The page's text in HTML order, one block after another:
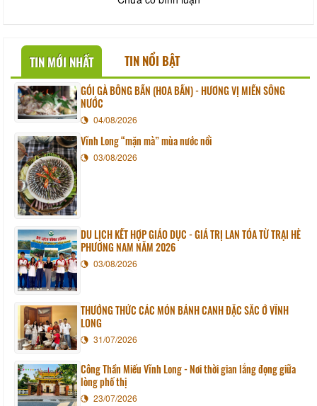
TIN MỚI NHẤT TIN NỔI BẬT
GỎI GÀ BÔNG BẦN (HOA BẦN) - HƯƠNG VỊ MIỀN SÔNG
NƯỚC
04/08/2026
Vĩnh Long “mặn mà” mùa nước nổi
03/08/2026
DU LỊCH KẾT HỢP GIÁO DỤC - GIÁ TRỊ LAN TỎA TỪ TRẠI HÈ
PHƯƠNG NAM NĂM 2026
03/08/2026
THƯỞNG THỨC CÁC MÓN BÁNH CANH ĐẶC SẮC Ở VĨNH
LONG
31/07/2026
Công Thần Miếu Vĩnh Long - Nơi thời gian lắng đọng giữa
lòng phố thị
23/07/2026